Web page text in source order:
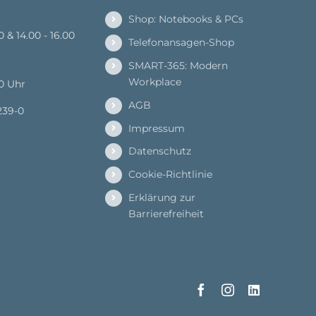
& 14.00 - 16.00
Uhr
0
Shop: Notebooks & PCs
Telefonansagen-Shop
SMART-365: Modern
Workplace
AGB
Impressum
Datenschutz
Cookie-Richtlinie
Erklärung zur
Barrierefreiheit
FacebookInstagramLinkedIn